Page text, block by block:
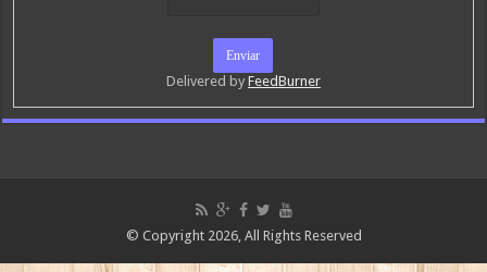
Delivered by FeedBurner
© Copyright 2026, All Rights Reserved